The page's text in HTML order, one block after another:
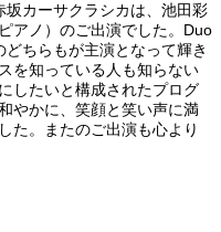
カーサクラシカは、池田彩
アノ）のご出演でした。Duo
ちらもが主演となって輝き
を知っている人も知らない
したいと構成されたプログ
やかに、笑顔と笑い声に満
た。またのご出演も心より